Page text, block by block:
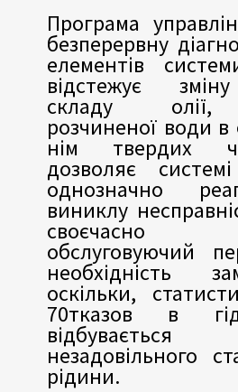
Програма
безперервну
елементів
відстежує
складу олії,
розчиненої води в
нім твердих
дозволяє
однозначно
виниклу
своєчасно
обслуговуючий
необхідність
оскільки,
70тказов в
незадовільного
рідини.